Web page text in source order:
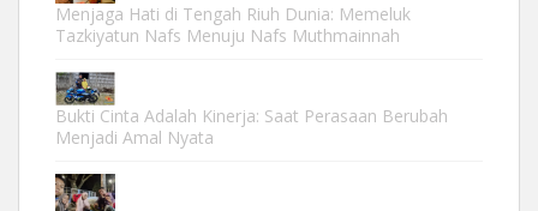
Menjaga Hati di Tengah Riuh Dunia: Memeluk
Tazkiyatun Nafs Menuju Nafs Muthmainnah
Bukti Cinta Adalah Kinerja: Saat Perasaan Berubah
Menjadi Amal Nyata